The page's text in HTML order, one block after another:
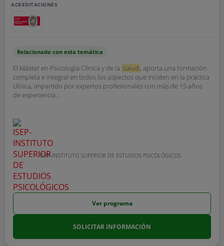
ACREDITACIONES
Relacionado con esta temática
El Máster en Psicología Clínica y de la Salud , aporta una formación
completa e integral en todos los aspectos que inciden en la práctica
clínica, impartido por expertos profesionales con más de 15 años
de experiencia....
ISEP-INSTITUTO SUPERIOR DE ESTUDIOS PSICOLÓGICOS
Ver programa
SOLICITAR INFORMACIÓN